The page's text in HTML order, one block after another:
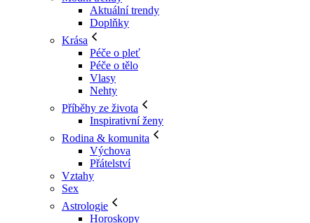
Aktuální trendy
Doplňky
Krása
Péče o pleť
Péče o tělo
Vlasy
Nehty
Příběhy ze života
Inspirativní ženy
Rodina & komunita
Výchova
Přátelství
Vztahy
Sex
Astrologie
Horoskopy